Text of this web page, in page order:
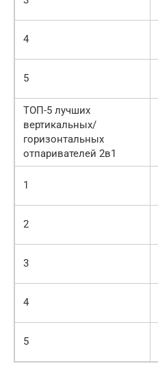
4
5
ТОП-5 лучших
вертикальных/
горизонтальных
отпаривателей 2в1
1
2
3
4
5